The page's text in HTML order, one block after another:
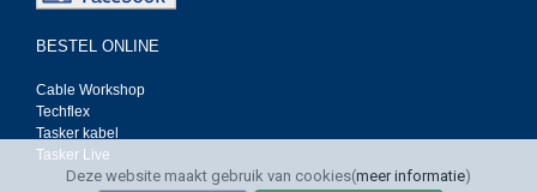
Deze website maakt gebruik van cookies(meer informatie)
BESTEL ONLINE
Cable Workshop
Techflex
Tasker kabel
Tasker Live